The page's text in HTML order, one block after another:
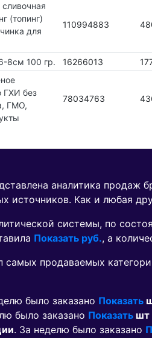
(топинг)
для
110994883
8см 100 гр. 16266013
ГХИ без
ГМО,
78034763
аналитика продаж
источников. Как и любая
системы, по
Показать руб., а
самых продаваемых
было заказано Показать
было заказано Показать шт
. За неделю было заказано